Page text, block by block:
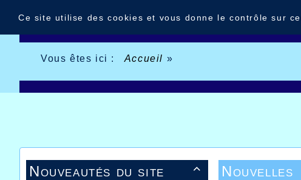
Vous êtes ici : Accueil »

Nouveautés du site Nouvelles
Ce site utilise des cookies et vous donne le contrôle sur